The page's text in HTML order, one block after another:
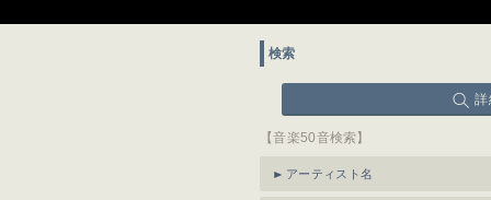
検索
詳
【音楽50音検索】
アーティスト名